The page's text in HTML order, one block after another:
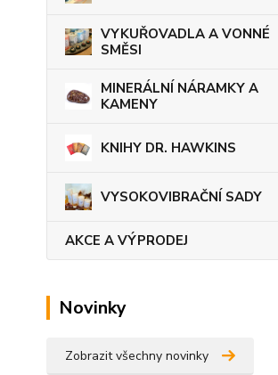
VYKUŘOVADLA A VONNÉ
SMĚSI
MINERÁLNÍ NÁRAMKY A
KAMENY
KNIHY DR. HAWKINS
VYSOKOVIBRAČNÍ SADY
AKCE A VÝPRODEJ
Novinky
Zobrazit všechny novinky